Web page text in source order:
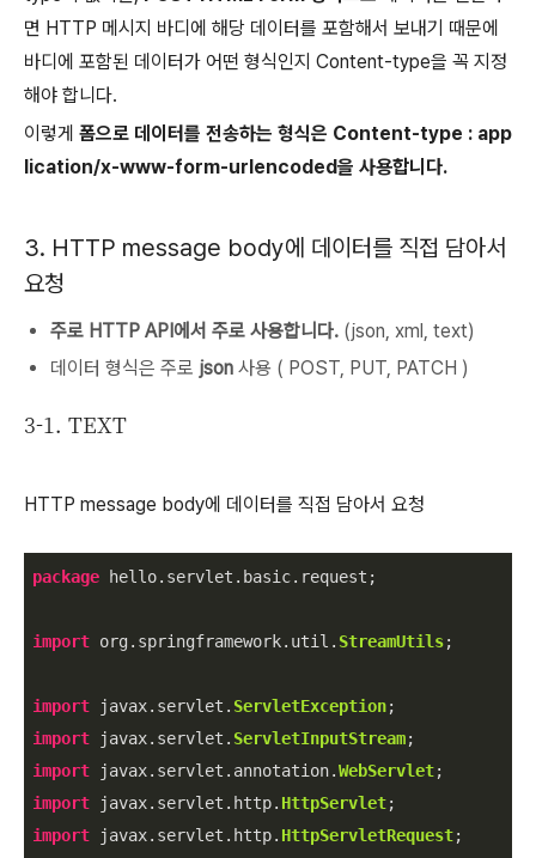
면 HTTP 메시지 바디에 해당 데이터를 포함해서 보내기 때문에
바디에 포함된 데이터가 어떤 형식인지 Content-type을 꼭 지정
해야 합니다.
이렇게 폼으로 데이터를 전송하는 형식은 Content-type : app
lication/x-www-form-urlencoded을 사용합니다.
3. HTTP message body에 데이터를 직접 담아서
요청
주로 HTTP API에서 주로 사용합니다. (json, xml, text)
데이터 형식은 주로 json 사용 ( POST, PUT, PATCH )
3-1. TEXT
HTTP message body에 데이터를 직접 담아서 요청
package hello.servlet.basic.request;
import org.springframework.util. StreamUtils;
import javax.servlet. ServletException
import javax.servlet. ServletInputStream
import javax.servlet.annotation.WebServlet
import javax.servlet.http. HttpServlet
import javax.servlet.http. HttpServletRequest